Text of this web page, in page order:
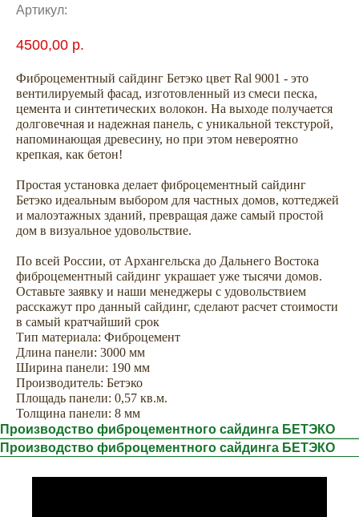
Артикул:
4500,00 р.
Фиброцементный сайдинг Бетэко цвет Ral 9001 - это
вентилируемый фасад, изготовленный из смеси песка,
цемента и синтетических волокон. На выходе получается
долговечная и надежная панель, с уникальной текстурой,
напоминающая древесину, но при этом невероятно
крепкая, как бетон!
Простая установка делает фиброцементный сайдинг
Бетэко идеальным выбором для частных домов, коттеджей
и малоэтажных зданий, превращая даже самый простой
дом в визуальное удовольствие.
По всей России, от Архангельска до Дальнего Востока
фиброцементный сайдинг украшает уже тысячи домов.
Оставьте заявку и наши менеджеры с удовольствием
расскажут про данный сайдинг, сделают расчет стоимости
в самый кратчайший срок
Тип материала: Фиброцемент
Длина панели: 3000 мм
Ширина панели: 190 мм
Производитель: Бетэко
Площадь панели: 0,57 кв.м.
Толщина панели: 8 мм
Производство фиброцементного сайдинга БЕТЭКО
Производство фиброцементного сайдинга БЕТЭКО
Сопутствующие товары —
комплектуем сайдинг всем
необходимым для облицовки
дома
Аксессуары Софиты